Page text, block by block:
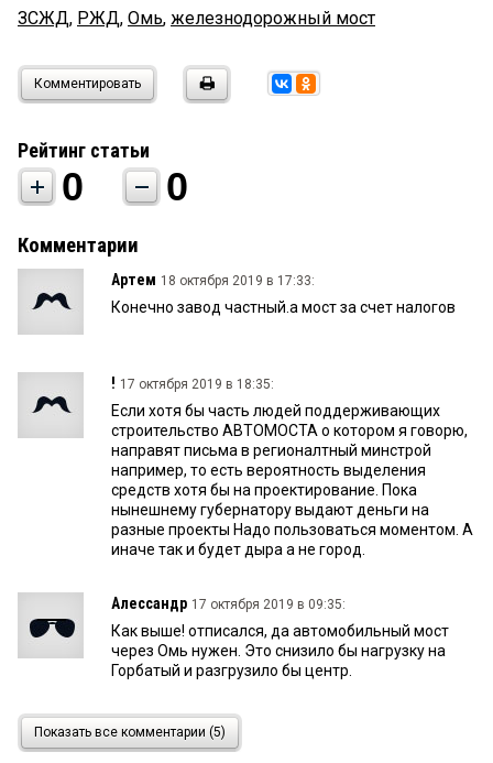
ЗСЖД, РЖД, Омь, железнодорожный мост
Комментировать
Рейтинг статьи
0 0
Комментарии
Артем 18 октября 2019 в 17:33:
Конечно завод частный.а мост за счет налогов
! 17 октября 2019 в 18:35:
Если хотя бы часть людей поддерживающих
строительство АВТОМОСТА о котором я говорю,
направят письма в регионалтный минстрой
например, то есть вероятность выделения
средств хотя бы на проектирование. Пока
нынешнему губернатору выдают деньги на
разные проекты Надо пользоваться моментом. А
иначе так и будет дыра а не город.
Алессандр 17 октября 2019 в 09:35:
Как выше! отписался, да автомобильный мост
через Омь нужен. Это снизило бы нагрузку на
Горбатый и разгрузило бы центр.
16 октября 2019 в 18:22:
И автомост через Омь в створе окружной дороги
Показать все комментарии (5)